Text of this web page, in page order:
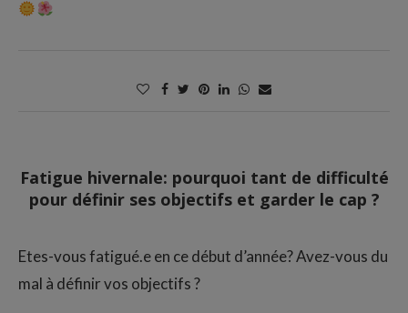
Fatigue hivernale: pourquoi tant de difficulté
pour définir ses objectifs et garder le cap ?
Etes-vous fatigué.e en ce début d’année? Avez-vous du
mal à définir vos objectifs ?